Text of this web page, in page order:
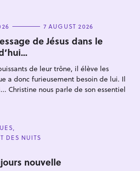
7 AUGUST 2026
de Jésus dans le
de leur trône, il élève les
a donc furieusement besoin de lui. Il
Christine nous parle de son essentiel
DES NUITS
nouvelle